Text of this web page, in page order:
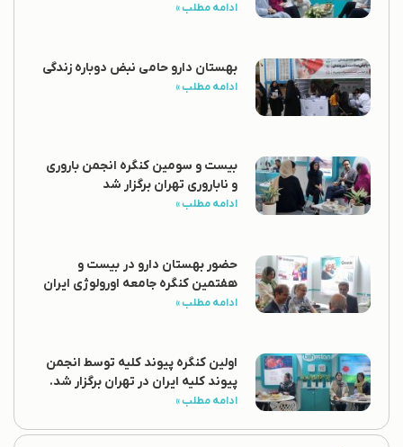
ادامه مطلب »
بهستان دارو حامی نبض دوباره زندگی
ادامه مطلب »
بیست و سومین کنگره انجمن باروری
و ناباروری تهران برگزار شد
ادامه مطلب »
حضور بهستان دارو در بیست و
هفتمین کنگره جامعه اورولوژی ایران
ادامه مطلب »
اولین کنگره پیوند کلیه توسط انجمن
پیوند کلیه ایران در تهران برگزار شد.
ادامه مطلب »